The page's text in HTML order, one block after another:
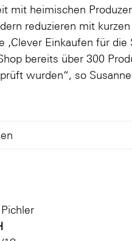
mit heimischen
reduzieren mit
‚Clever Einkaufen für
bereits über 300
wurden“, so